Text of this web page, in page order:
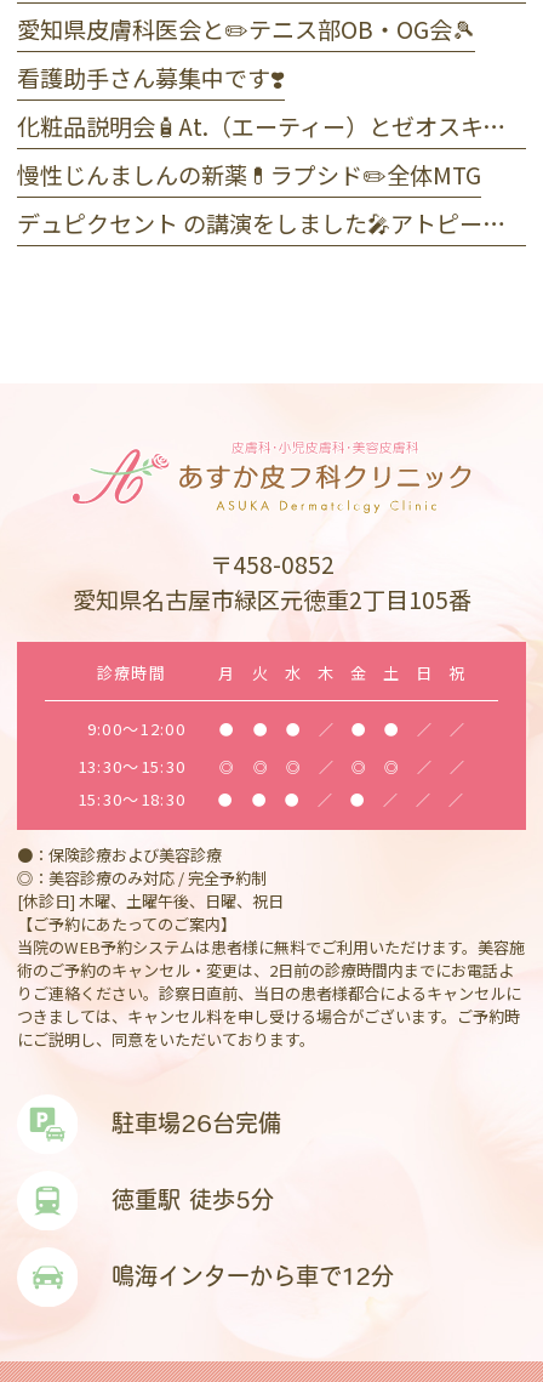
愛知県皮膚科医会と✏️テニス部OB・OG会🎾
看護助手さん募集中です❣️
化粧品説明会🧴At.（エーティー）とゼオスキンヘルス
慢性じんましんの新薬💊ラプシド✏️全体MTG
デュピクセント の講演をしました🎤アトピー性皮膚炎
〒458-0852
愛知県名古屋市緑区元徳重2丁目105番
診療時間 月 火 水 木 金 土 日 祝
9:00～12:00 ● ● ● ／ ● ● ／ ／
13:30～15:30 ◎ ◎ ◎ ／ ◎ ◎ ／ ／
15:30～18:30 ● ● ● ／ ● ／ ／ ／
●：保険診療および美容診療
◎：美容診療のみ対応 / 完全予約制
[休診日] 木曜、土曜午後、日曜、祝日
【ご予約にあたってのご案内】
当院のWEB予約システムは患者様に無料でご利用いただけます。美容施
術のご予約のキャンセル・変更は、2日前の診療時間内までにお電話よ
りご連絡ください。診察日直前、当日の患者様都合によるキャンセルに
つきましては、キャンセル料を申し受ける場合がございます。ご予約時
にご説明し、同意をいただいております。
駐車場26台完備
徳重駅 徒歩5分
鳴海インターから車で12分